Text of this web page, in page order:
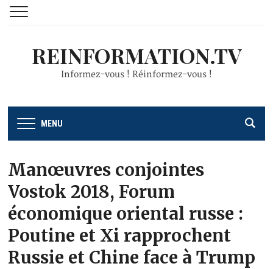
REINFORMATION.TV
Informez-vous ! Réinformez-vous !
MENU
Manœuvres conjointes
Vostok 2018, Forum
économique oriental russe :
Poutine et Xi rapprochent
Russie et Chine face à Trump